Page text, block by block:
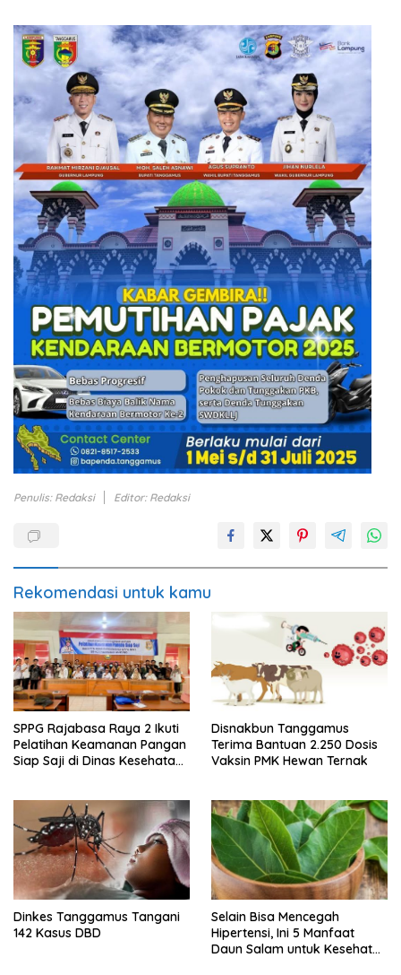
Penulis: Redaksi Editor: Redaksi
Rekomendasi untuk kamu
SPPG Rajabasa Raya 2 Ikuti
Pelatihan Keamanan Pangan
Siap Saji di Dinas Kesehatan
Disnakbun Tanggamus
Terima Bantuan 2.250 Dosis
Vaksin PMK Hewan Ternak
Dinkes Tanggamus Tangani
142 Kasus DBD
Selain Bisa Mencegah
Hipertensi, Ini 5 Manfaat
Daun Salam untuk Kesehatan